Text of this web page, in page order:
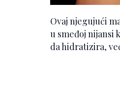
Ovaj njegujući
u smeđoj nijansi
da hidratizira,